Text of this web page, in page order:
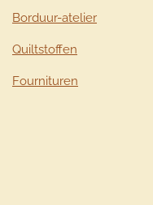
Borduur-atelier
Quiltstoffen
Fournituren